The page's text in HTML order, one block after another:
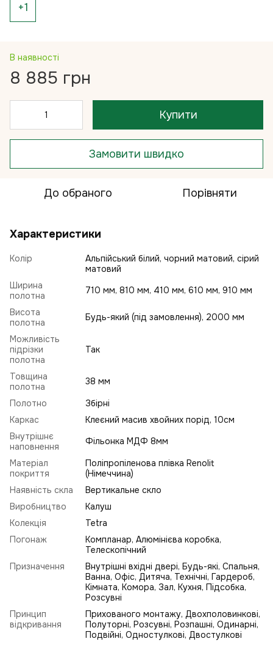
+1
В наявності
8 885 грн
Купити
Замовити швидко
До обраного Порівняти
Характеристики
Колір
Альпійський білий, чорний матовий, сірий
матовий
Ширина
полотна
710 мм, 810 мм, 410 мм, 610 мм, 910 мм
Висота
полотна
Будь-який (під замовлення), 2000 мм
Можливість
підрізки
полотна
Так
Товщина
полотна
38 мм
Полотно
Збірні
Каркас
Клеєний масив хвойних порід, 10см
Внутрішнє
наповнення
Фільонка МДФ 8мм
Матеріал
покриття
Поліпропіленова плівка Renolit
(Німеччина)
Наявність скла
Вертикальне скло
Виробництво
Калуш
Колекція
Tetra
Погонаж
Компланар, Алюмінієва коробка,
Телескопічний
Призначення
Внутрішні вхідні двері, Будь-які, Спальня,
Ванна, Офіс, Дитяча, Технічні, Гардероб,
Кімната, Комора, Зал, Кухня, Підсобка,
Розсувні
Принцип
відкривання
Прихованого монтажу, Двохполовинкові,
Полуторні, Розсувні, Розпашні, Одинарні,
Подвійні, Одностулкові, Двостулкові